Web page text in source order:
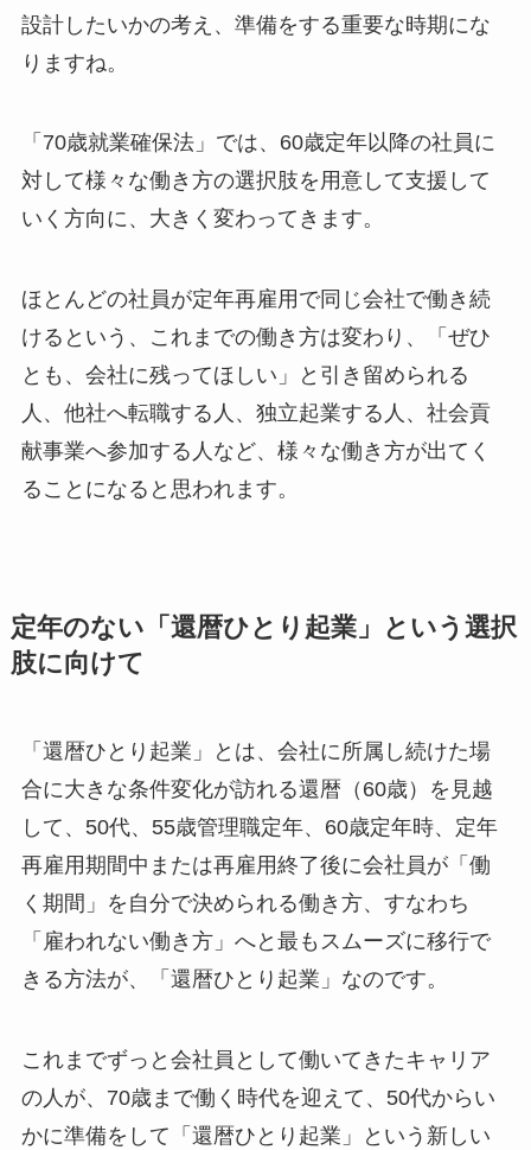
設計したいかの考え、準備をする重要な時期にな
りますね。
「70歳就業確保法」では、60歳定年以降の社員に
対して様々な働き方の選択肢を用意して支援して
いく方向に、大きく変わってきます。
ほとんどの社員が定年再雇用で同じ会社で働き続
けるという、これまでの働き方は変わり、「ぜひ
とも、会社に残ってほしい」と引き留められる
人、他社へ転職する人、独立起業する人、社会貢
献事業へ参加する人など、様々な働き方が出てく
ることになると思われます。
定年のない「還暦ひとり起業」という選択
肢に向けて
「還暦ひとり起業」とは、会社に所属し続けた場
合に大きな条件変化が訪れる還暦（60歳）を見越
して、50代、55歳管理職定年、60歳定年時、定年
再雇用期間中または再雇用終了後に会社員が「働
く期間」を自分で決められる働き方、すなわち
「雇われない働き方」へと最もスムーズに移行で
きる方法が、「還暦ひとり起業」なのです。
これまでずっと会社員として働いてきたキャリア
の人が、70歳まで働く時代を迎えて、50代からい
かに準備をして「還暦ひとり起業」という新しい